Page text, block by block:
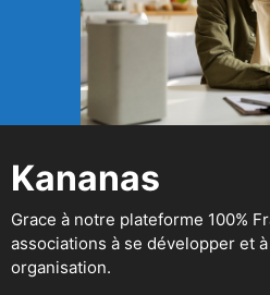
Kananas
Grace à notre plateforme 100%
associations à se développer et
organisation.